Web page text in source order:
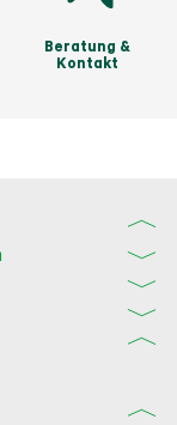
Beratung &
Kontakt